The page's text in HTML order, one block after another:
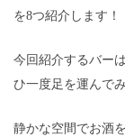
を8つ紹介します！
今回紹介するバー
ひ一度足を運んで
静かな空間でお酒